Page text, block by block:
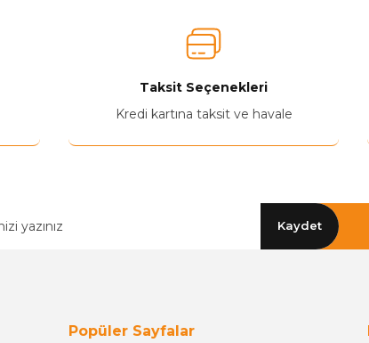
Taksit Seçenekleri
Kredi kartına taksit ve havale
Kaydet
Popüler Sayfalar